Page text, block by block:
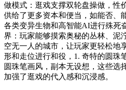
做模式：逛戏支撑双轮盘操做，性
供给了更多资本和便当，如能否、
各类变异生物和高智能AI进行殊死
界：玩家能够摸索奥秘的丛林、泥
空无一人的城市，让玩家更轻松地
形和走位进行和役，1. 奇特的圆珠
圆珠笔画风，副本无设想，这些选
加强了逛戏的代入感和沉浸感。